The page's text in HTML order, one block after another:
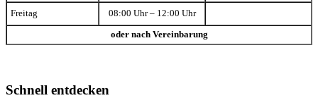
Freitag 08:00 Uhr – 12:00 Uhr
oder nach Vereinbarung
Schnell entdecken